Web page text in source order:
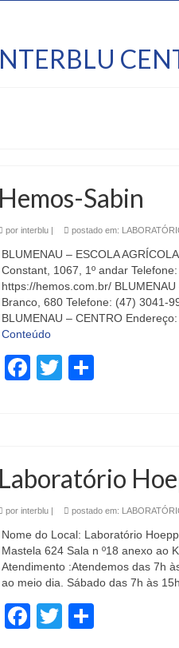
Hemos-Sabin
por interblu| postado em:
BLUMENAU – ESCOLA
Constant, 1067, 1º andar
https://hemos.com.br/
Branco, 680 Telefone: (47) 3041-
BLUMENAU – CENTRO
Conteúdo
Facebook
Twitter
Laboratório
por interblu| postado em:
Nome do Local: Laboratório
Mastela 624 Sala n º18 anexo ao
Atendimento :Atendemos das 7h
ao meio dia. Sábado das 7h às
Facebook
Twitter